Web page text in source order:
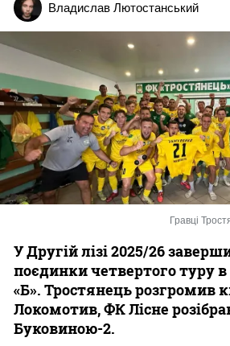
2 ліга
Різне
Букмекери
Казино
Владислав Лютостанський
Гравці
У Другій лізі 2025/26
поєдинки четвертого туру в
«Б». Тростянець розгромив
Локомотив, ФК Лісне
Буковиною-2.